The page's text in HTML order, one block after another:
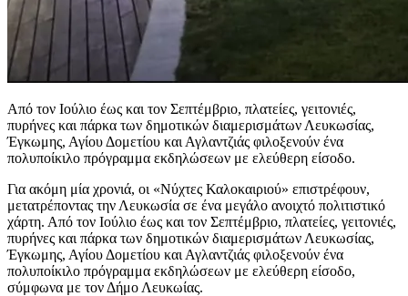
Από τον Ιούλιο έως και τον Σεπτέμβριο, πλατείες, γειτονιές,
πυρήνες και πάρκα των δημοτικών διαμερισμάτων Λευκωσίας,
Έγκωμης, Αγίου Δομετίου και Αγλαντζιάς φιλοξενούν ένα
πολυποίκιλο πρόγραμμα εκδηλώσεων με ελεύθερη είσοδο.
Για ακόμη μία χρονιά, οι «Νύχτες Καλοκαιριού» επιστρέφουν,
μετατρέποντας την Λευκωσία σε ένα μεγάλο ανοιχτό πολιτιστικό
χάρτη. Από τον Ιούλιο έως και τον Σεπτέμβριο, πλατείες, γειτονιές,
πυρήνες και πάρκα των δημοτικών διαμερισμάτων Λευκωσίας,
Έγκωμης, Αγίου Δομετίου και Αγλαντζιάς φιλοξενούν ένα
πολυποίκιλο πρόγραμμα εκδηλώσεων με ελεύθερη είσοδο,
σύμφωνα με τον Δήμο Λευκωίας.